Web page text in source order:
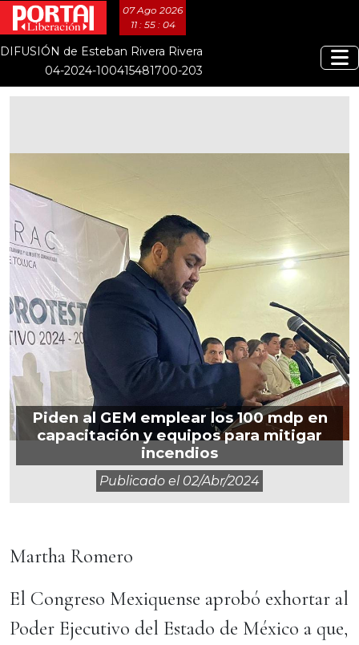
07 Ago 2026
11 : 55 : 05
DIFUSIÓN de Esteban Rivera Rivera
04-2024-100415481700-203
Piden al GEM emplear los 100 mdp en
capacitación y equipos para mitigar
incendios
Publicado el 02/abr/2024
Martha Romero
El Congreso Mexiquense aprobó exhortar al
Poder Ejecutivo del Estado de México a que,